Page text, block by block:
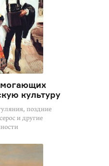
культуру
поздние
и другие